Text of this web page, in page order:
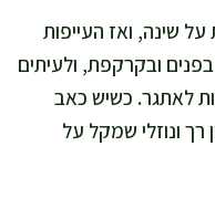
שינה, ואז העייפות
ובקרקפת, ולעיתים
לאתגר. כשיש כאב
ונוזלי שמקל על